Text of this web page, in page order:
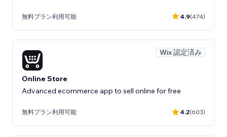
無料プラン利用可能 4.9(474)
Wix 認定済み
Online Store
Advanced ecommerce app to sell online for free
無料プラン利用可能 4.2(603)